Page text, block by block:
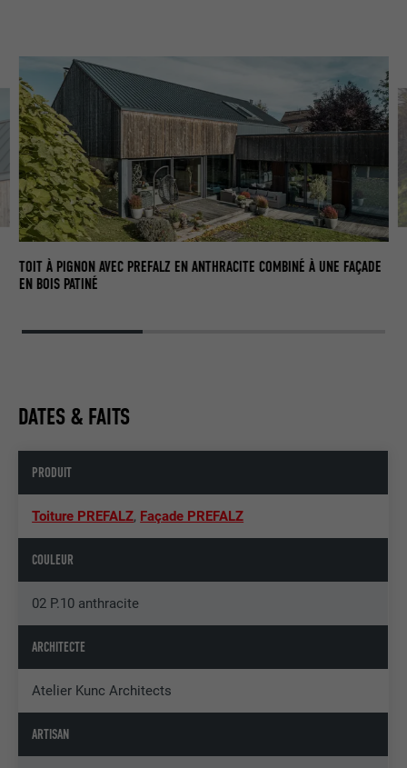
TOIT À PIGNON AVEC PREFALZ EN ANTHRACITE COMBINÉ À UNE FAÇADE
EN BOIS PATINÉ
DATES & FAITS
PRODUIT
Toiture PREFALZ, Façade PREFALZ
COULEUR
02 P.10 anthracite
ARCHITECTE
Atelier Kunc Architects
ARTISAN